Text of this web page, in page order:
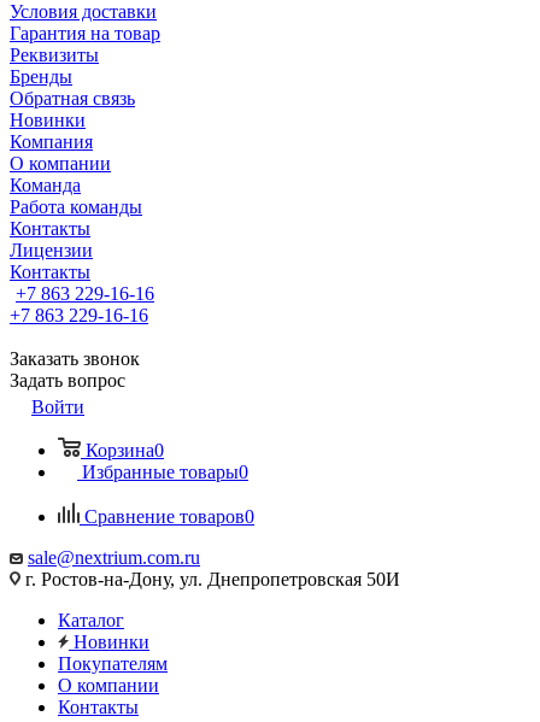
Условия доставки
Гарантия на товар
Реквизиты
Бренды
Обратная связь
Новинки
Компания
О компании
Команда
Работа команды
Контакты
Лицензии
Контакты
+7 863 229-16-16
+7 863 229-16-16
Заказать звонок
Задать вопрос
Войти
Корзина0
Избранные товары0
Сравнение товаров0
sale@nextrium.com.ru
г. Ростов-на-Дону, ул. Днепропетровская 50И
Каталог
Новинки
Покупателям
О компании
Контакты